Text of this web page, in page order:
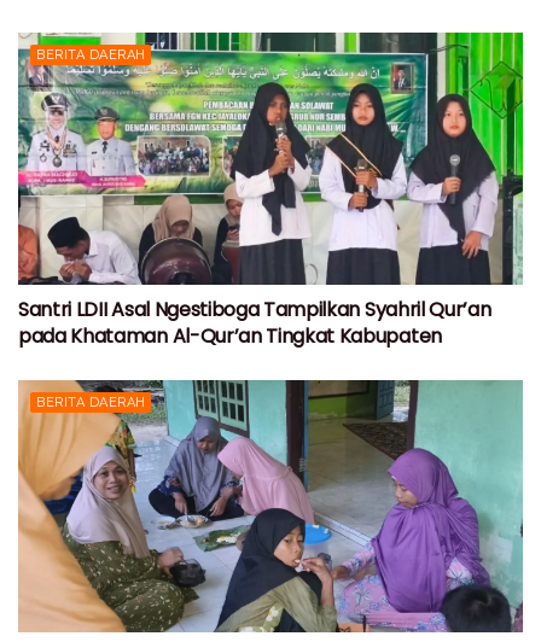
BERITA DAERAH
Santri LDII Asal Ngestiboga Tampilkan Syahril Qur’an
pada Khataman Al-Qur’an Tingkat Kabupaten
BERITA DAERAH